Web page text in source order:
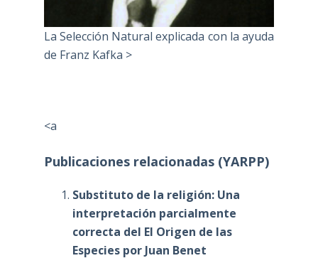
La Selección Natural explicada con la ayuda
de Franz Kafka >
<a
Publicaciones relacionadas (YARPP)
Substituto de la religión: Una
interpretación parcialmente
correcta del El Origen de las
Especies por Juan Benet